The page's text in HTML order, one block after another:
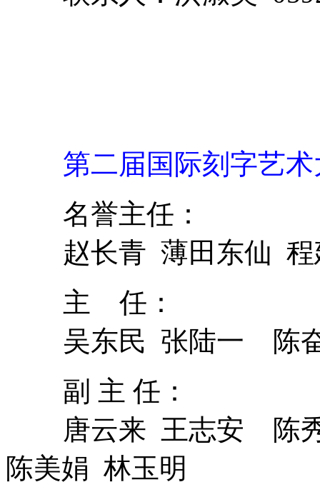
第二届国际刻字艺
名誉主任：
赵长青 薄田东仙 程
主 任：
吴东民 张陆一 陈奋
副 主 任：
唐云来 王志安 陈秀
陈美娟 林玉明